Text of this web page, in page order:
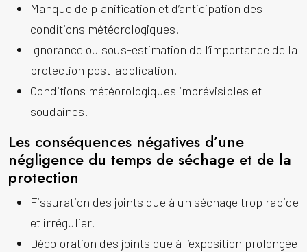
Manque de planification et d’anticipation des
conditions météorologiques.
Ignorance ou sous-estimation de l’importance de la
protection post-application.
Conditions météorologiques imprévisibles et
soudaines.
Les conséquences négatives d’une
négligence du temps de séchage et de la
protection
Fissuration des joints due à un séchage trop rapide
et irrégulier.
Décoloration des joints due à l’exposition prolongée